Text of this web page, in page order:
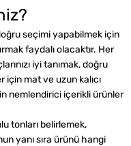
seçimi yapabilmek için
faydalı olacaktır. Her
iyi tanımak, doğru
için mat ve uzun kalıcı
nemlendirici içerikli ürünler
tonları belirlemek,
yanı sıra ürünü hangi